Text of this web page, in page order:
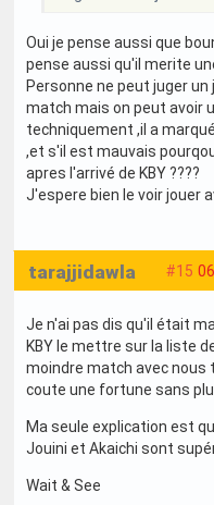
Oui je pense aussi que
pense aussi qu'il merite
Personne ne peut juger
match mais on peut avoir
techniquement ,il a
,et s'il est mauvais
apres l'arrivé de KBY ????
J'espere bien le voir jouer
#15
tarajjidawla
Je n'ai pas dis qu'il était
KBY le mettre sur la liste
moindre match avec nous
coute une fortune sans
Ma seule explication est
Jouini et Akaichi sont
Wait & See